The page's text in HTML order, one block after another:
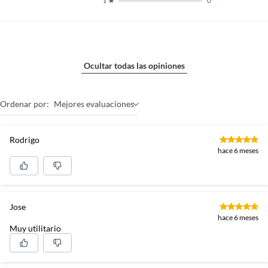
Ocultar todas las opiniones
Ordenar por: Mejores evaluaciones
Rodrigo
hace 6 meses
Jose
hace 6 meses
Muy utilitario